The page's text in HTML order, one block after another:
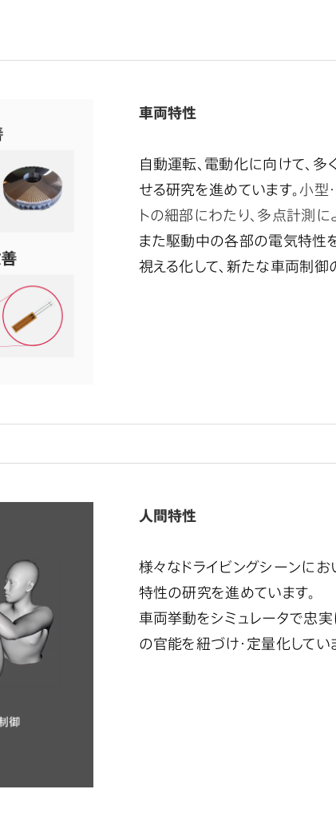
車両特性
自動運転、電動化に向けて、多
せる研究を進めています。小型
トの細部にわたり、多点計測に
また駆動中の各部の電気特性
視える化して、新たな車両制御
人間特性
様々なドライビングシーンに
特性の研究を進めています。
車両挙動をシミュレータで忠
の官能を紐づけ・定量化してい